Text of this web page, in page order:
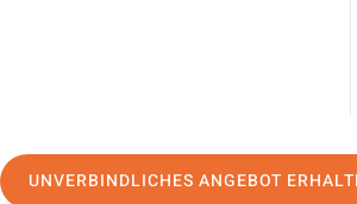
UNVERBINDLICHES ANGEBOT